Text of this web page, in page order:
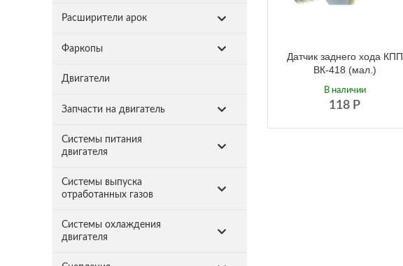
Расширители арок
Фаркопы
Двигатели
Запчасти на двигатель
Системы питания
двигателя
Системы выпуска
отработанных газов
Системы охлаждения
двигателя
Датчик заднего хода КПП
ВК-418 (мал.)
118 Р
В наличии